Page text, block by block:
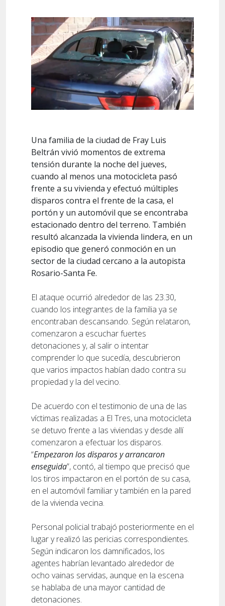
Una familia de la ciudad de Fray Luis
Beltrán vivió momentos de extrema
tensión durante la noche del jueves,
cuando al menos una motocicleta pasó
frente a su vivienda y efectuó múltiples
disparos contra el frente de la casa, el
portón y un automóvil que se encontraba
estacionado dentro del terreno. También
resultó alcanzada la vivienda lindera, en un
episodio que generó conmoción en un
sector de la ciudad cercano a la autopista
Rosario-Santa Fe.
El ataque ocurrió alrededor de las 23.30,
cuando los integrantes de la familia ya se
encontraban descansando. Según relataron,
comenzaron a escuchar fuertes
detonaciones y, al salir o intentar
comprender lo que sucedía, descubrieron
que varios impactos habían dado contra su
propiedad y la del vecino.
De acuerdo con el testimonio de una de las
víctimas realizadas a El Tres, una motocicleta
se detuvo frente a las viviendas y desde allí
comenzaron a efectuar los disparos.
“Empezaron los disparos y arrancaron
enseguida”, contó, al tiempo que precisó que
los tiros impactaron en el portón de su casa,
en el automóvil familiar y también en la pared
de la vivienda vecina.
Personal policial trabajó posteriormente en el
lugar y realizó las pericias correspondientes.
Según indicaron los damnificados, los
agentes habrían levantado alrededor de
ocho vainas servidas, aunque en la escena
se hablaba de una mayor cantidad de
detonaciones.